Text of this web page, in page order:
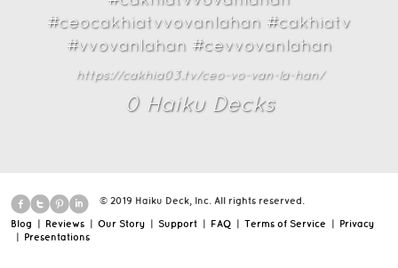
#ceocakhiatvvovanlahan #cakhiatv
#vvovanlahan #cevvovanlahan
https://cakhia03.tv/ceo-vo-van-la-han/
0Haiku Decks
© 2019 Haiku Deck, Inc. All rights reserved.
Blog | Reviews | Our Story | Support | FAQ | Terms of Service | Privacy
| Presentations